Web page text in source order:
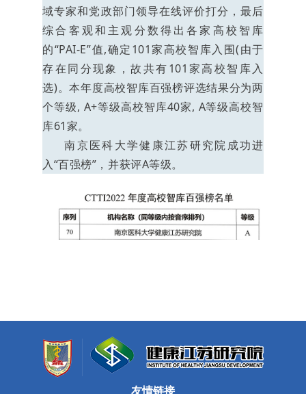
域专家和党政部门领导在线评价打分，最后
综合客观和主观分数得出各家高校智库
的“PAI-E”值,确定101家高校智库入围(由于
存在同分现象，故共有101家高校智库入
选)。本年度高校智库百强榜评选结果分为两
个等级, A+等级高校智库40家, A等级高校智
库61家。
南京医科大学健康江苏研究院成功进
入“百强榜”，并获评A等级。
友情链接